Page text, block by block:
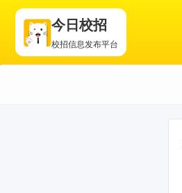
今日校招
校招信息发布平台